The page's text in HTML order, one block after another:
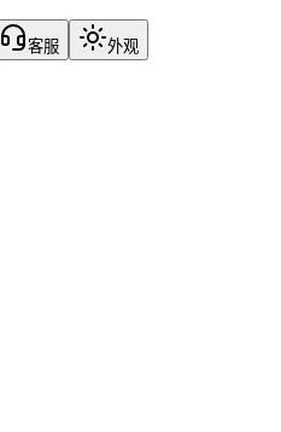
客服 外观